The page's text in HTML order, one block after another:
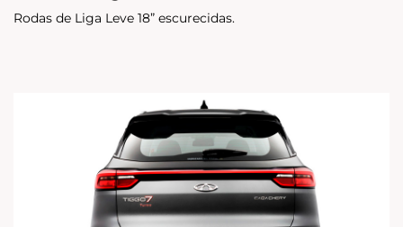
Rodas de Liga Leve 18” escurecidas.